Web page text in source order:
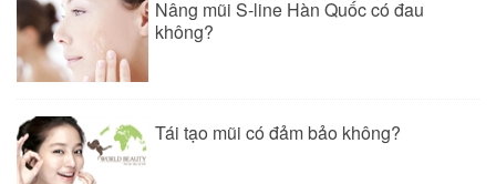
Nâng mũi S-line Hàn Quốc có đau
không?
Tái tạo mũi có đảm bảo không?